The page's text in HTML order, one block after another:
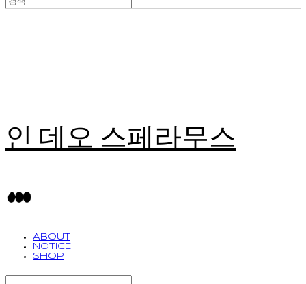
인 데오 스페라무스
ABOUT
NOTICE
SHOP